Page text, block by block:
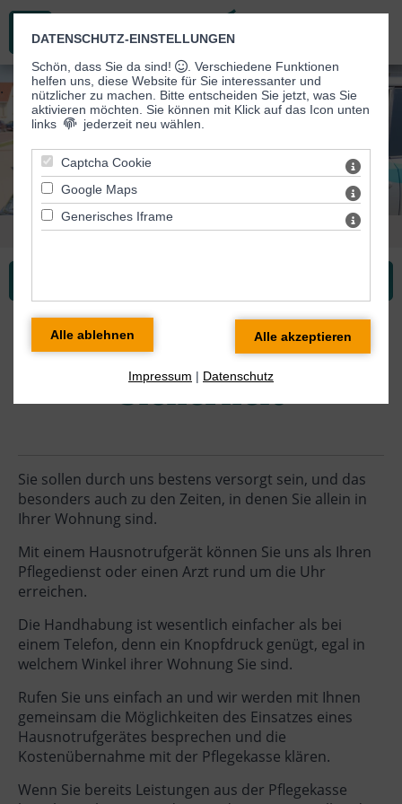
.
Sie sind hier:Ambulanter Pflegedienst> Leistungen
Hausnotruf für Ihre
Sicherheit
Sie sollen durch uns bestens versorgt sein, und das
besonders auch zu den Zeiten, in denen Sie allein in
Ihrer Wohnung sind.
Mit einem Hausnotrufgerät können Sie uns als Ihren
Pflegedienst oder einen Arzt rund um die Uhr
erreichen.
Die Handhabung ist wesentlich einfacher als bei
einem Telefon, denn ein Knopfdruck genügt, egal in
welchem Winkel ihrer Wohnung Sie sind.
Rufen Sie uns einfach an und wir werden mit Ihnen
gemeinsam die Möglichkeiten des Einsatzes eines
Hausnotrufgerätes besprechen und die
Kostenübernahme mit der Pflegekasse klären.
Wenn Sie bereits Leistungen aus der Pflegekasse
DATENSCHUTZ-EINSTELLUNGEN
Schön, dass Sie da sind!
. Verschiedene Funktionen
helfen uns, diese Website für Sie interessanter und
nützlicher zu machen.
Bitte entscheiden Sie jetzt, was Sie
aktivieren möchten. Sie können mit Klick auf das Icon unten
links
jederzeit neu wählen.
Captcha Cookie
Google Maps
Generisches Iframe
Impressum | Datenschutz